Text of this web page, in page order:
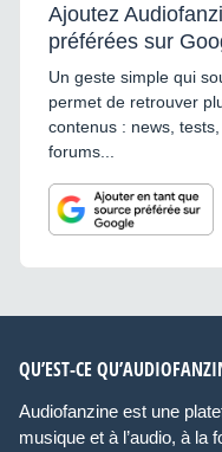
Ajoutez
préférées sur
Un geste simple qui
permet de retrouver
contenus : news,
forums...
QU’EST-CE
Audiofanzine est une
musique et à l’audio, à la